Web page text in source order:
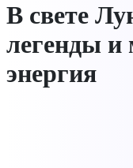
В свете
легенды и
энергия